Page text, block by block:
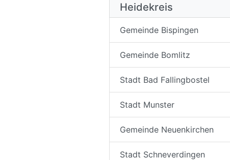
Heidekreis
Gemeinde Bispingen
Gemeinde Bomlitz
Stadt Bad Fallingbostel
Stadt Munster
Gemeinde Neuenkirchen
Stadt Schneverdingen